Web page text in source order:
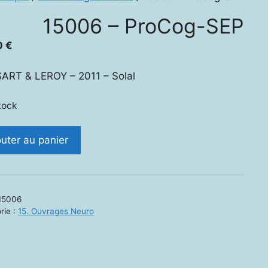
15006 – ProCog-SEP
€
& LEROY – 2011 – Solal
au panier
: 15. Ouvrages Neuro